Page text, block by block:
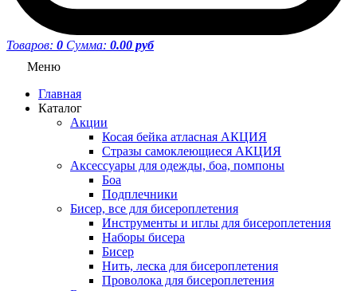
Товаров: 0 Сумма: 0.00 руб
Меню
Главная
Каталог
Акции
Косая бейка атласная АКЦИЯ
Стразы самоклеющиеся АКЦИЯ
Аксессуары для одежды, боа, помпоны
Боа
Подплечники
Бисер, все для бисероплетения
Инструменты и иглы для бисероплетения
Наборы бисера
Бисер
Нить, леска для бисероплетения
Проволока для бисероплетения